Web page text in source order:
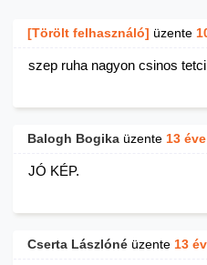
[Törölt felhasználó] üzente
szep ruha nagyon csinos
Balogh Bogika üzente 13 éve
JÓ KÉP.
Cserta Lászlóné üzente 13